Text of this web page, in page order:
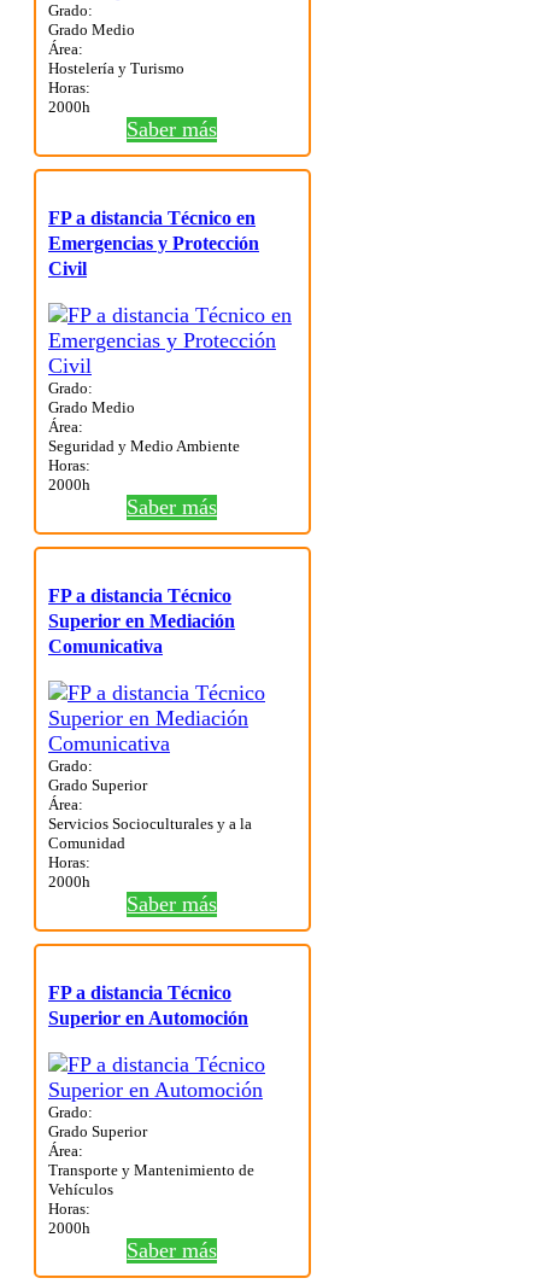
Grado:
Grado Medio
Área:
Hostelería y Turismo
Horas:
2000h
Saber más
FP a distancia Técnico en
Emergencias y Protección
Civil
Grado:
Grado Medio
Área:
Seguridad y Medio Ambiente
Horas:
2000h
Saber más
FP a distancia Técnico
Superior en Mediación
Comunicativa
Grado:
Grado Superior
Área:
Servicios Socioculturales y a la
Comunidad
Horas:
2000h
Saber más
FP a distancia Técnico
Superior en Automoción
Grado:
Grado Superior
Área:
Transporte y Mantenimiento de
Vehículos
Horas:
2000h
Saber más